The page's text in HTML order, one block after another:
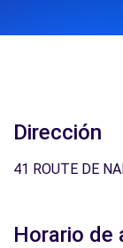
Dirección
41 ROUTE DE
Horario de